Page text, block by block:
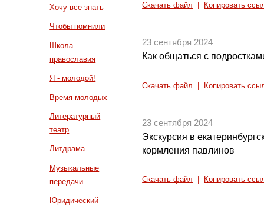
Хочу все знать
Чтобы помнили
Школа
православия
Я - молодой!
Время молодых
Литературный
театр
Литдрама
Музыкальные
передачи
Юридический
Скачать файл Копировать
23 сентября 2024
Как общаться с
Скачать файл Копировать
23 сентября 2024
Экскурсия в
кормления павлинов
Скачать файл Копировать